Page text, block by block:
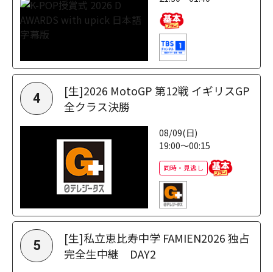
4
[生]2026 MotoGP 第12戦 イギリスGP
全クラス決勝
08/09(日)
19:00～00:15
同時・見逃し
5
[生]私立恵比寿中学 FAMIEN2026 独占
完全生中継 DAY2